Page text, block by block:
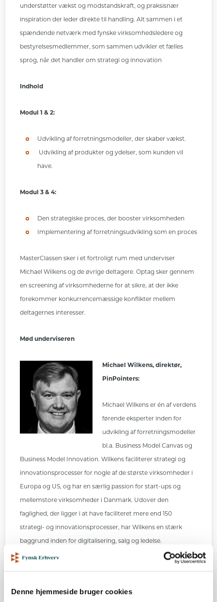
Denne hjemmeside bruger cookies
understøtter vækst og modstandskraft, og praksisnær
inspiration der leder direkte til handling. Alt sammen i et
spændende netværk med fynske virksomhedsledere og
bestyrelsesmedlemmer, som sammen udvikler et fælles
sprog, når det handler om strategi og innovation
Indhold
Modul 1 & 2:
Udvikling af forretningsmodeller, der skaber vækst.
Udvikling af produkter og ydelser, som kunden vil
have.
Modul 3 & 4:
Den strategiske proces, der booster virksomheden
Implementering af forretningsudvikling som en proces
MasterClassen sker i et fortroligt rum med underviser
Michael Wilkens og de øvrige deltagere. Optag sker gennem
en screening af virksomhederne for at sikre, at der ikke
forekommer konkurrencemæssige konflikter mellem
deltagernes interesser.
Mød underviseren
Michael Wilkens, direktør,
PinPointers:
Michael Wilkens er én af verdens
førende eksperter inden for
udvikling af forretningsmodeller
bl.a. Business Model Canvas og
Business Model Innovation. Wilkens faciliterer strategi og
innovationsprocesser for nogle af de største virksomheder i
Europa og US, og har en særlig passion for start-ups og
mellemstore virksomheder i Danmark. Udover den
faglighed, der ligger i at have faciliteret mere end 150
strategi- og innovationsprocesser, har Wilkens en stærk
baggrund inden for digitalisering, salg og ledelse.
Læs interview med Michael Wilkens her